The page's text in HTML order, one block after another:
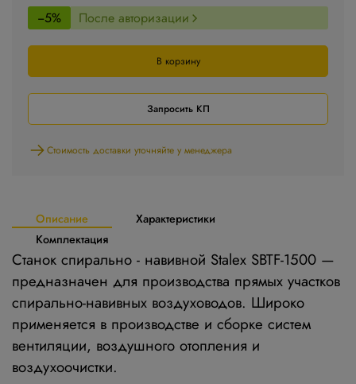
−5% После авторизации
В корзину
Запросить КП
Стоимость доставки уточняйте у менеджера
Описание
Характеристики
Комплектация
Станок спирально - навивной Stalex SBTF-1500 —
предназначен для производства прямых участков
спирально-навивных воздуховодов. Широко
применяется в производстве и сборке систем
вентиляции, воздушного отопления и
воздухоочистки.